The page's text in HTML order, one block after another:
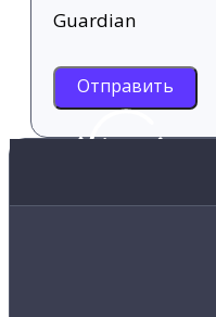
Guardian
Отправить